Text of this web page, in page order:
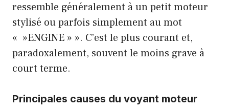
ressemble généralement à un petit moteur
stylisé ou parfois simplement au mot
« »ENGINE » ». C’est le plus courant et,
paradoxalement, souvent le moins grave à
court terme.
Principales causes du voyant moteur